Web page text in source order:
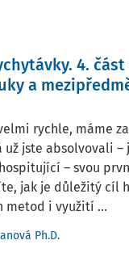
4.
a
rychle, máme
jste absolvovali –
– svou
jak je důležitý cíl
metod i využití ...
Ph.D.